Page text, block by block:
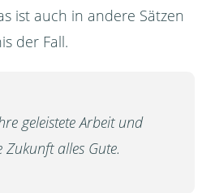
ist auch in andere Sätzen
der Fall.
geleistete Arbeit und
alles Gute.